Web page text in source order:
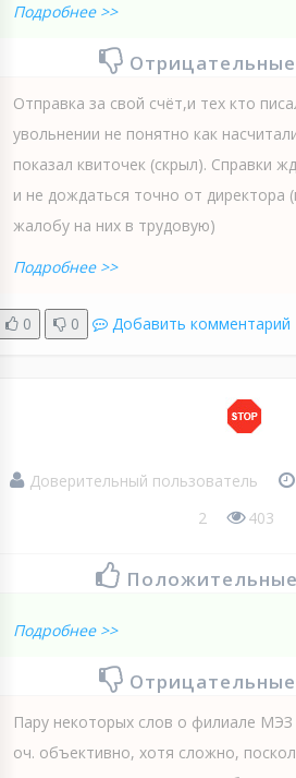
Подробнее >>
Отправка за свой счёт,и тех кто
увольнении не понятно как
показал квиточек (скрыл). Справки
и не дождаться точно от директора
жалобу на них в трудовую)
Подробнее >>
0 0 Добавить комментарий
Доверительный пользователь
2
403
Подробнее >>
Пару некоторых слов о филиале
оч. объективно, хотя сложно,